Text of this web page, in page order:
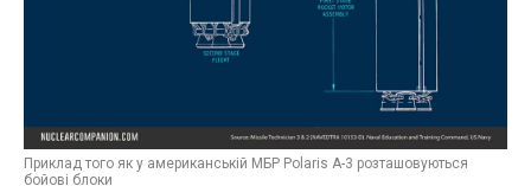
Приклад того як у американській МБР Polaris A-3 розташовуються
бойові блоки